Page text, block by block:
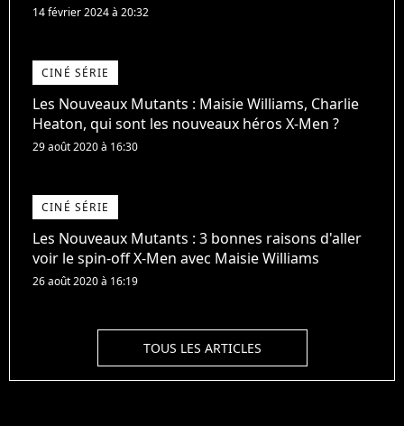
14 février 2024 à 20:32
CINÉ SÉRIE
Les Nouveaux Mutants : Maisie Williams, Charlie
Heaton, qui sont les nouveaux héros X-Men ?
29 août 2020 à 16:30
CINÉ SÉRIE
Les Nouveaux Mutants : 3 bonnes raisons d'aller
voir le spin-off X-Men avec Maisie Williams
26 août 2020 à 16:19
TOUS LES ARTICLES